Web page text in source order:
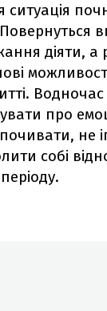
ситуація
діяти, а
про
не
собі